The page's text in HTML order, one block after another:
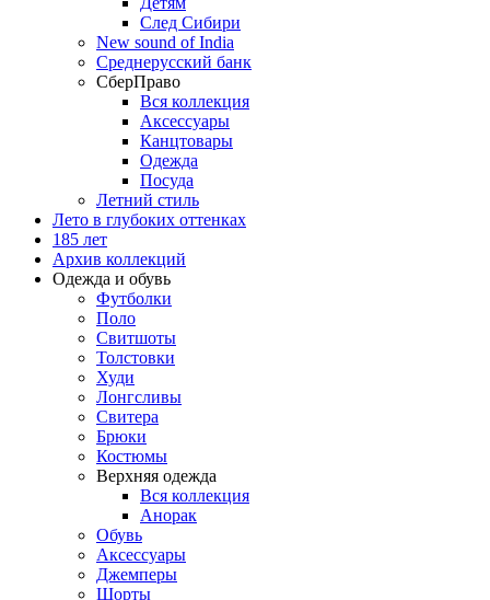
След Сибири
New sound of India
Среднерусский банк
СберПраво
Вся коллекция
Аксессуары
Канцтовары
Одежда
Посуда
Летний стиль
Лето в глубоких оттенках
185 лет
Архив коллекций
Одежда и обувь
Футболки
Поло
Свитшоты
Толстовки
Худи
Лонгсливы
Свитера
Брюки
Костюмы
Верхняя одежда
Вся коллекция
Анорак
Обувь
Аксессуары
Джемперы
Шорты